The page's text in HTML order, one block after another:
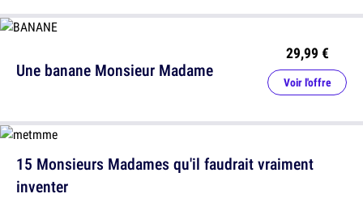
Une banane Monsieur Madame
29,99 €
Voir l'offre
15 Monsieurs Madames qu'il faudrait vraiment
inventer